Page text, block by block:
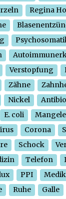
Regina
Verstopfung
Zähne
Nickel
E. coli
Corona
Schock
Telefon
PPI
Ruhe Galle